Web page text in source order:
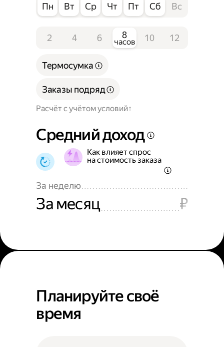
Пн Вт Ср Чт Пт Сб Вс
2 4 6 8
часов 10 12
Расчёт с учётом условий
Термосумка
Заказы подряд
Средний доход
Как влияет спрос
на стоимость заказа
За неделю
За месяц ₽
Планируйте своё
время